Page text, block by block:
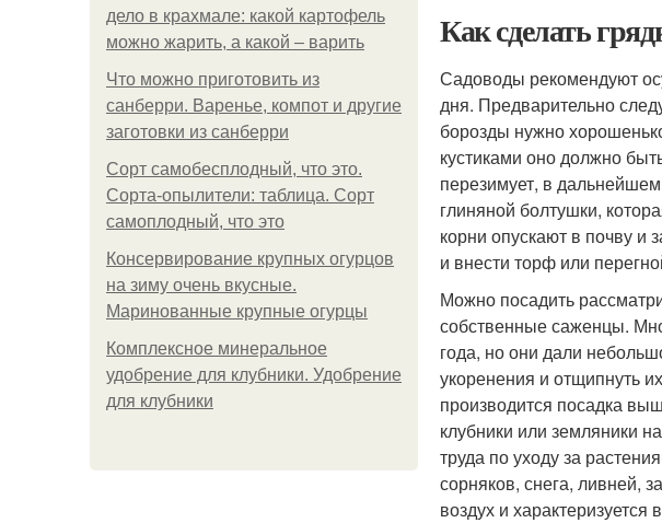
дело в крахмале: какой картофель
можно жарить, а какой – варить
Что можно приготовить из
санберри. Варенье, компот и другие
заготовки из санберри
Сорт самобесплодный, что это.
Сорта-опылители: таблица. Сорт
самоплодный, что это
Консервирование крупных огурцов
на зиму очень вкусные.
Маринованные крупные огурцы
Комплексное минеральное
удобрение для клубники. Удобрение
для клубники
Как сделать
Садоводы рекомендуют
дня. Предварительно
борозды нужно
кустиками оно должно
перезимует, в
глиняной болтушки,
корни опускают в почву и
и внести торф или
Можно посадить
собственные саженцы.
года, но они дали
укоренения и отщипнуть
производится посадка
клубники или земляники
труда по уходу за
сорняков, снега, ливней,
воздух и